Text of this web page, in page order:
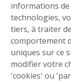
informations de
technologies,
tiers, à traiter
comportement
uniques sur ce
modifier votre
'cookies' ou
+32 4 234 21 10
Disclaimer
Privacy